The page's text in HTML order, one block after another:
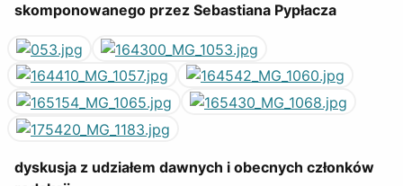
skomponowanego przez Sebastiana Pypłacza
dyskusja z udziałem dawnych i obecnych członków